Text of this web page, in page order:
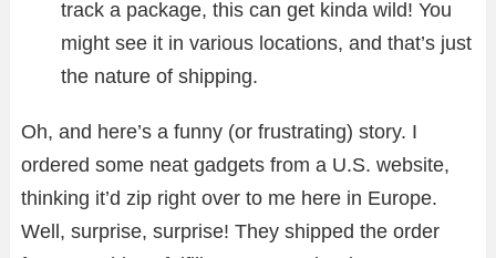
track a package, this can get kinda wild! You
might see it in various locations, and that’s just
the nature of shipping.
Oh, and here’s a funny (or frustrating) story. I
ordered some neat gadgets from a U.S. website,
thinking it’d zip right over to me here in Europe.
Well, surprise, surprise! They shipped the order